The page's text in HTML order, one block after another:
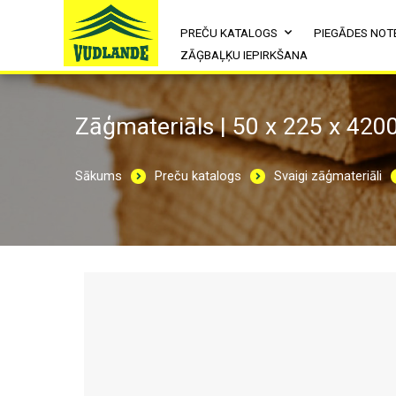
PREČU KATALOGS PIEGĀDES
ZĀĢBAĻĶU IEPIRKŠANA
Zāģmateriāls | 50 x 225 x
Sākums Preču katalogs Svaigi zāģmateriāli